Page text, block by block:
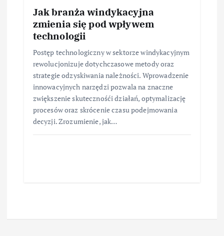
Jak branża windykacyjna
zmienia się pod wpływem
technologii
Postęp technologiczny w sektorze windykacyjnym
rewolucjonizuje dotychczasowe metody oraz
strategie odzyskiwania należności. Wprowadzenie
innowacyjnych narzędzi pozwala na znaczne
zwiększenie skutecznośći działań, optymalizację
procesów oraz skrócenie czasu podejmowania
decyzji. Zrozumienie, jak…